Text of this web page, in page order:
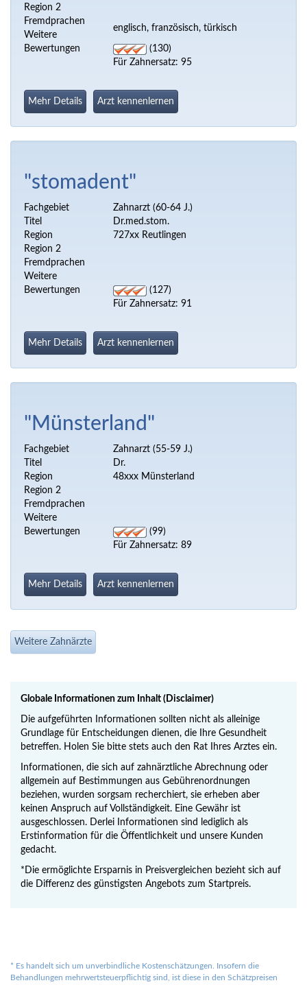
Region 2
Fremdprachen
englisch, französisch, türkisch
Weitere
Bewertungen
(130)
Für Zahnersatz: 95
Mehr Details Arzt kennenlernen
"stomadent"
Fachgebiet
Zahnarzt (60-64 J.)
Titel
Dr.med.stom.
Region
727xx Reutlingen
Region 2
Fremdprachen
Weitere
Bewertungen
(127)
Für Zahnersatz: 91
Mehr Details Arzt kennenlernen
"Münsterland"
Fachgebiet
Zahnarzt (55-59 J.)
Titel
Dr.
Region
48xxx Münsterland
Region 2
Fremdprachen
Weitere
Bewertungen
(99)
Für Zahnersatz: 89
Mehr Details Arzt kennenlernen
Weitere Zahnärzte
Globale Informationen zum Inhalt (Disclaimer)
Die aufgeführten Informationen sollten nicht als alleinige
Grundlage für Entscheidungen dienen, die Ihre Gesundheit
betreffen. Holen Sie bitte stets auch den Rat Ihres Arztes ein.
Informationen, die sich auf zahnärztliche Abrechnung oder
allgemein auf Bestimmungen aus Gebührenordnungen
beziehen, wurden sorgsam recherchiert, sie erheben aber
keinen Anspruch auf Vollständigkeit. Eine Gewähr ist
ausgeschlossen. Derlei Informationen sind lediglich als
Erstinformation für die Öffentlichkeit und unsere Kunden
gedacht.
*Die ermöglichte Ersparnis in Preisvergleichen bezieht sich auf
die Differenz des günstigsten Angebots zum Startpreis.
* Es handelt sich um unverbindliche Kostenschätzungen. Insofern die
Behandlungen mehrwertsteuerpflichtig sind, ist diese in den Schätzpreisen